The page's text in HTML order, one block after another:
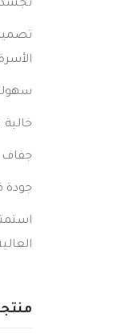
تجسد
جفاف
جودة